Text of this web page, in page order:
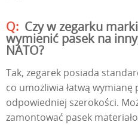
Czy w zegarku
wymienić pasek na
NATO?
Tak, zegarek posiada
co umożliwia łatwą
odpowiedniej szerokości.
zamontować pasek